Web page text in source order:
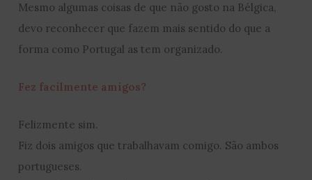
Mesmo algumas coisas de que não gosto na Bélgica,
devo reconhecer que fazem mais sentido do que a
forma como Portugal as tem organizado.
Fez facilmente amigos?
Felizmente sim.
Fiz dois amigos que trabalhavam comigo. São ambos
portugueses.